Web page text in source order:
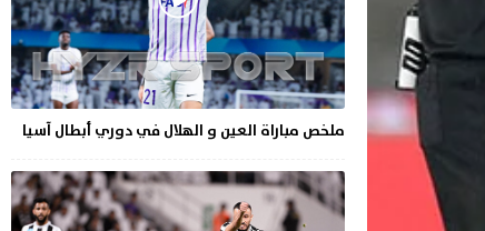
ملخص مباراة العين و الهلال في دوري أبطال آسيا